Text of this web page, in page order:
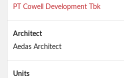
PT Cowell Development Tbk
Architect
Aedas Architect
Units